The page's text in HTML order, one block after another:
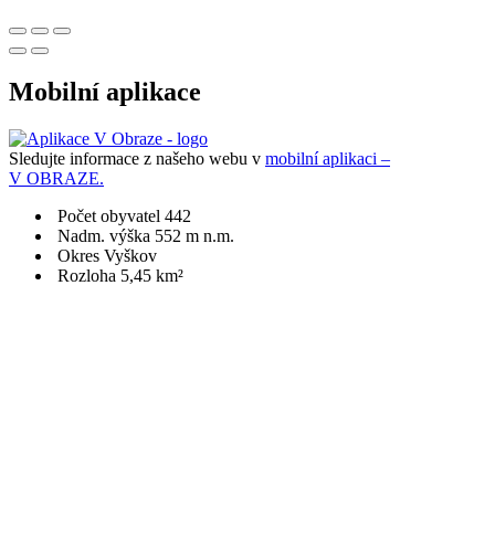
Mobilní aplikace
Sledujte informace z našeho webu v mobilní aplikaci –
V OBRAZE.
Počet obyvatel 442
Nadm. výška 552 m n.m.
Okres Vyškov
Rozloha 5,45 km²